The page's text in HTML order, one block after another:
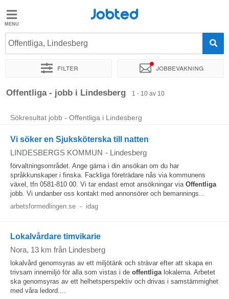
Jobted
Jobb
Jobted
Offentliga, Lindesberg
Filter Jobbevakning
Sortera efter Exakt plats
Offentliga - jobb i Lindesberg 1 - 10 av 10
Sökresultat jobb - Offentliga i Lindesberg
Vi söker en Sjuksköterska till natten
LINDESBERGS KOMMUN - Lindesberg
förvaltningsområdet. Ange gärna i din ansökan om du har
språkkunskaper i finska. Fackliga företrädare nås via kommunens
växel, tfn 0581-810 00. Vi tar endast emot ansökningar via Offentliga
jobb. Vi undanber oss kontakt med annonsörer och bemannings...
arbetsformedlingen.se - idag
Lokalvårdare timvikarie
Nora, 13 km från Lindesberg
lokalvård genomsyras av ett miljötänk och strävar efter att skapa en
trivsam innemiljö för alla som vistas i de offentligalokalerna. Arbetet
ska genomsyras av ett helhetsperspektiv och drivas i samstämmighet
med våra ledord....